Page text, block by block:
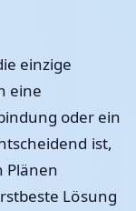
einzige
eine
oder ein
ist,
Plänen
Lösung